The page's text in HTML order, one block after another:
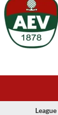
League